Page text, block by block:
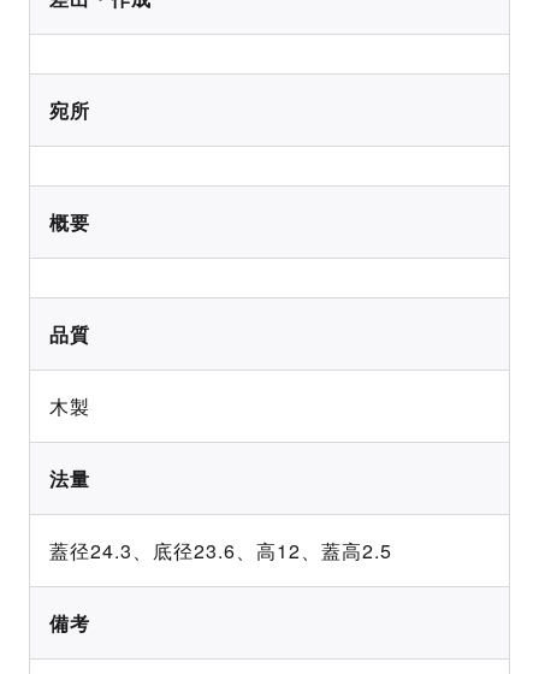
宛所
概要
品質
木製
法量
蓋径24.3、底径23.6、高12、蓋高2.5
備考